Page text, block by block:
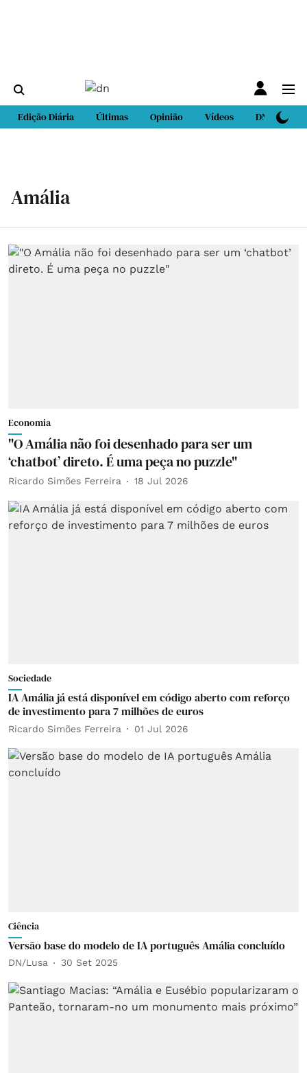
Edição Diária Últimas Opinião Vídeos DN Sport
Amália
Economia
"O Amália não foi desenhado para ser um
‘chatbot’ direto. É uma peça no puzzle"
Ricardo Simões Ferreira 18 Jul 2026
Sociedade
IA Amália já está disponível em código aberto com reforço
de investimento para 7 milhões de euros
Ricardo Simões Ferreira 01 Jul 2026
Ciência
Versão base do modelo de IA português Amália concluído
DN/Lusa 30 Set 2025